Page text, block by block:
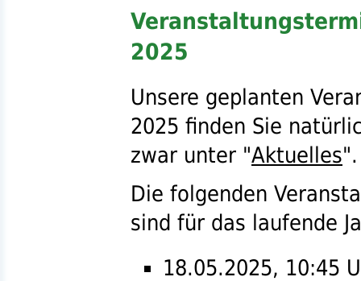
2025
Unsere geplanten
2025 finden Sie
zwar unter "Aktuelles".
Die folgenden
sind für das laufende
18.05.2025, 10:45